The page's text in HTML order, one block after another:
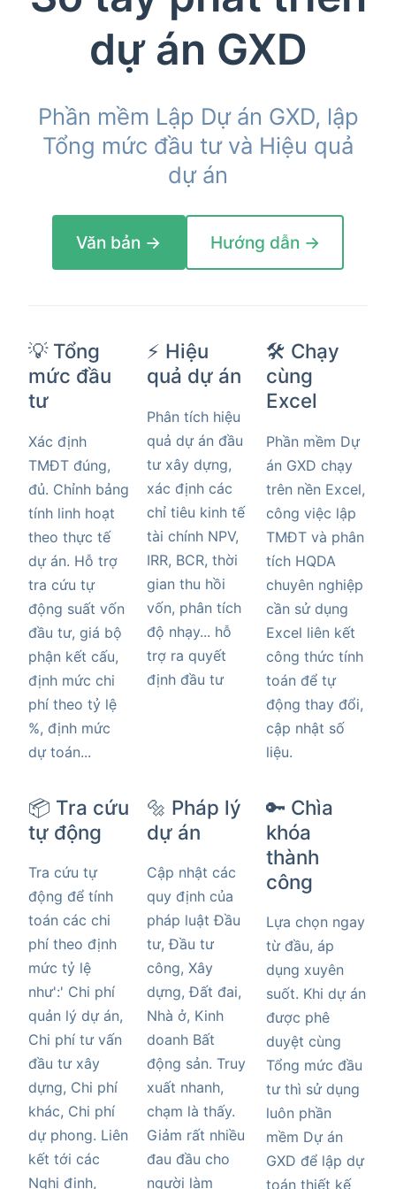
dự án GXD
Phần mềm Lập Dự án GXD, lập
Tổng mức đầu tư và Hiệu quả
dự án
Văn bản → Hướng dẫn →
💡 Tổng
mức đầu
tư
Xác định
TMĐT đúng,
đủ. Chỉnh bảng
tính linh hoạt
theo thực tế
dự án. Hỗ trợ
tra cứu tự
động suất vốn
đầu tư, giá bộ
phận kết cấu,
định mức chi
phí theo tỷ lệ
%, định mức
dự toán...
⚡️ Hiệu
quả dự án
Phân tích hiệu
quả dự án đầu
tư xây dựng,
xác định các
chỉ tiêu kinh tế
tài chính NPV,
IRR, BCR, thời
gian thu hồi
vốn, phân tích
độ nhạy... hỗ
trợ ra quyết
định đầu tư
🛠️ Chạy
cùng
Excel
Phần mềm Dự
án GXD chạy
trên nền Excel,
công việc lập
TMĐT và phân
tích HQDA
chuyên nghiệp
cần sử dụng
Excel liên kết
công thức tính
toán để tự
động thay đổi,
cập nhật số
liệu.
📦 Tra cứu
tự động
Tra cứu tự
động để tính
toán các chi
phí theo định
mức tỷ lệ
như':' Chi phí
quản lý dự án,
Chi phí tư vấn
đầu tư xây
dựng, Chi phí
khác, Chi phí
dự phong. Liên
kết tới các
Nghị định,
🔩 Pháp lý
dự án
Cập nhật các
quy định của
pháp luật Đầu
tư, Đầu tư
công, Xây
dựng, Đất đai,
Nhà ở, Kinh
doanh Bất
động sản. Truy
xuất nhanh,
chạm là thấy.
Giảm rất nhiều
đau đầu cho
người làm
🔑 Chìa
khóa
thành
công
Lựa chọn ngay
từ đầu, áp
dụng xuyên
suốt. Khi dự án
được phê
duyệt cùng
Tổng mức đầu
tư thì sử dụng
luôn phần
mềm Dự án
GXD để lập dự
toán thiết kế